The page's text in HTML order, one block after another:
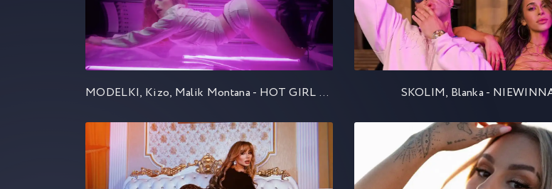
MODELKI, Kizo, Malik Montana - HOT GIRL SUMMER SKOLIM, Blanka -